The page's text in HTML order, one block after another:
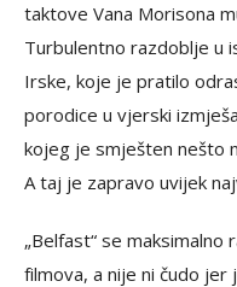
taktove Vana Morisona
Turbulentno razdoblje u
Irske, koje je pratilo
porodice u vjerski
kojeg je smješten nešto
A taj je zapravo uvijek
„Belfast“ se maksimalno
filmova, a nije ni čudo